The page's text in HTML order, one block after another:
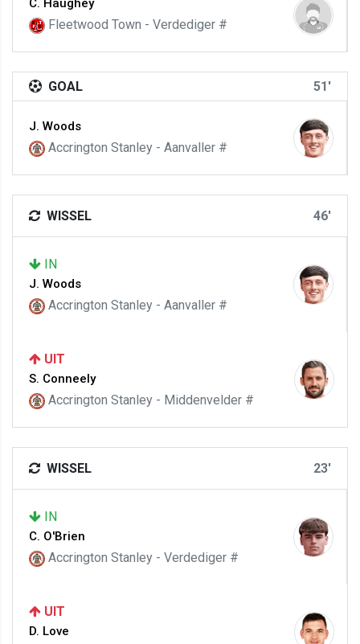
C. Haughey
Fleetwood Town - Verdediger #
GOAL 51'
J. Woods
Accrington Stanley - Aanvaller #
WISSEL 46'
IN
J. Woods
Accrington Stanley - Aanvaller #
UIT
S. Conneely
Accrington Stanley - Middenvelder #
WISSEL 23'
IN
C. O'Brien
Accrington Stanley - Verdediger #
UIT
D. Love